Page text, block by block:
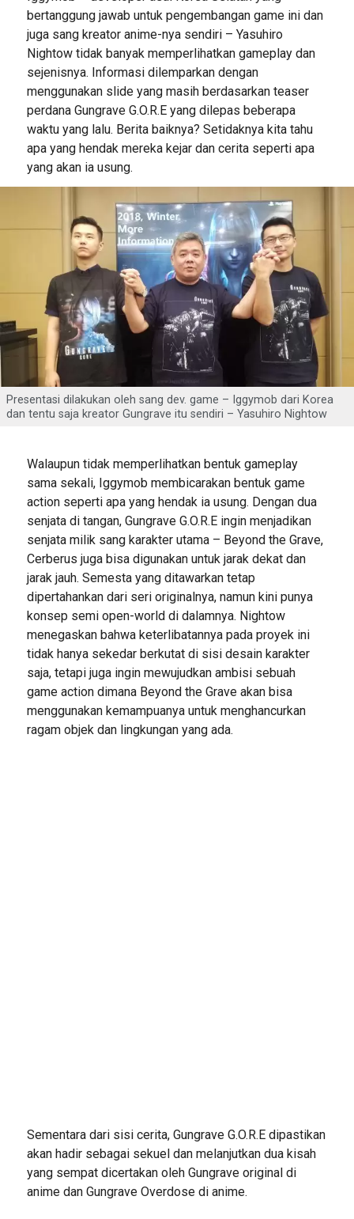
bertanggung jawab untuk pengembangan game ini dan
juga sang kreator anime-nya sendiri – Yasuhiro
Nightow tidak banyak memperlihatkan gameplay dan
sejenisnya. Informasi dilemparkan dengan
menggunakan slide yang masih berdasarkan teaser
perdana Gungrave G.O.R.E yang dilepas beberapa
waktu yang lalu. Berita baiknya? Setidaknya kita tahu
apa yang hendak mereka kejar dan cerita seperti apa
yang akan ia usung.
Presentasi dilakukan oleh sang dev. game – Iggymob dari Korea
dan tentu saja kreator Gungrave itu sendiri – Yasuhiro Nightow
Walaupun tidak memperlihatkan bentuk gameplay
sama sekali, Iggymob membicarakan bentuk game
action seperti apa yang hendak ia usung. Dengan dua
senjata di tangan, Gungrave G.O.R.E ingin menjadikan
senjata milik sang karakter utama – Beyond the Grave,
Cerberus juga bisa digunakan untuk jarak dekat dan
jarak jauh. Semesta yang ditawarkan tetap
dipertahankan dari seri originalnya, namun kini punya
konsep semi open-world di dalamnya. Nightow
menegaskan bahwa keterlibatannya pada proyek ini
tidak hanya sekedar berkutat di sisi desain karakter
saja, tetapi juga ingin mewujudkan ambisi sebuah
game action dimana Beyond the Grave akan bisa
menggunakan kemampuanya untuk menghancurkan
ragam objek dan lingkungan yang ada.
Sementara dari sisi cerita, Gungrave G.O.R.E dipastikan
akan hadir sebagai sekuel dan melanjutkan dua kisah
yang sempat dicertakan oleh Gungrave original di
anime dan Gungrave Overdose di anime.